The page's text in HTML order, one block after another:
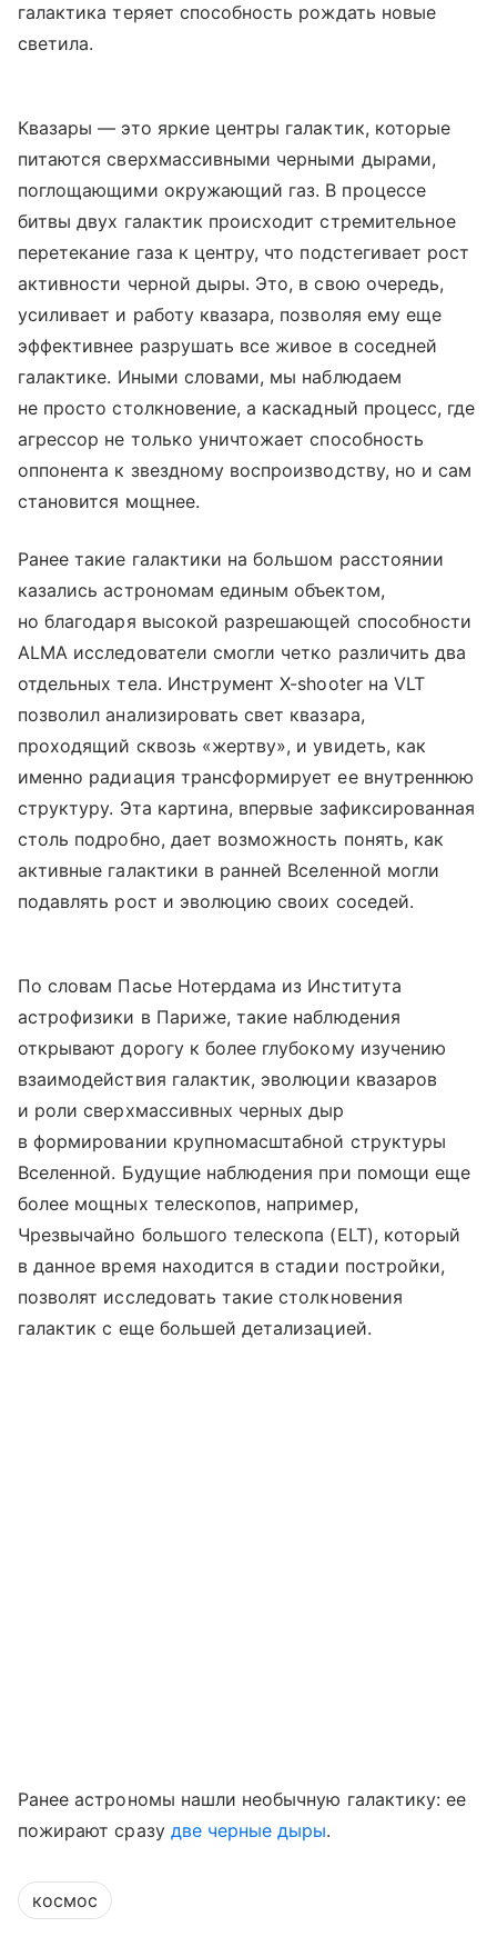
галактика теряет способность рождать новые
светила.
Квазары — это яркие центры галактик, которые
питаются сверхмассивными черными дырами,
поглощающими окружающий газ. В процессе
битвы двух галактик происходит стремительное
перетекание газа к центру, что подстегивает рост
активности черной дыры. Это, в свою очередь,
усиливает и работу квазара, позволяя ему еще
эффективнее разрушать все живое в соседней
галактике. Иными словами, мы наблюдаем
не просто столкновение, а каскадный процесс, где
агрессор не только уничтожает способность
оппонента к звездному воспроизводству, но и сам
становится мощнее.
Ранее такие галактики на большом расстоянии
казались астрономам единым объектом,
но благодаря высокой разрешающей способности
ALMA исследователи смогли четко различить два
отдельных тела. Инструмент X-shooter на VLT
позволил анализировать свет квазара,
проходящий сквозь «жертву», и увидеть, как
именно радиация трансформирует ее внутреннюю
структуру. Эта картина, впервые зафиксированная
столь подробно, дает возможность понять, как
активные галактики в ранней Вселенной могли
подавлять рост и эволюцию своих соседей.
По словам Пасье Нотердама из Института
астрофизики в Париже, такие наблюдения
открывают дорогу к более глубокому изучению
взаимодействия галактик, эволюции квазаров
и роли сверхмассивных черных дыр
в формировании крупномасштабной структуры
Вселенной. Будущие наблюдения при помощи еще
более мощных телескопов, например,
Чрезвычайно большого телескопа (ELT), который
в данное время находится в стадии постройки,
позволят исследовать такие столкновения
галактик с еще большей детализацией.
Ранее астрономы нашли необычную галактику: ее
пожирают сразу две черные дыры.
космос